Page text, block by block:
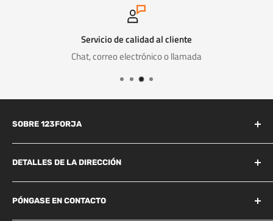
Servicio de calidad al cliente
Chat, correo electrónico o llamada
SOBRE 123FORJA
123forja tiene años de experiencia en el campo de la forja y la
fundición.
razonable y, por lo tanto, somos líderes en el mercado de la
DETALLES DE LA DIRECCIÓN
Industrieweg 156B
Best, 5683 CG
PÓNGASE EN CONTACTO